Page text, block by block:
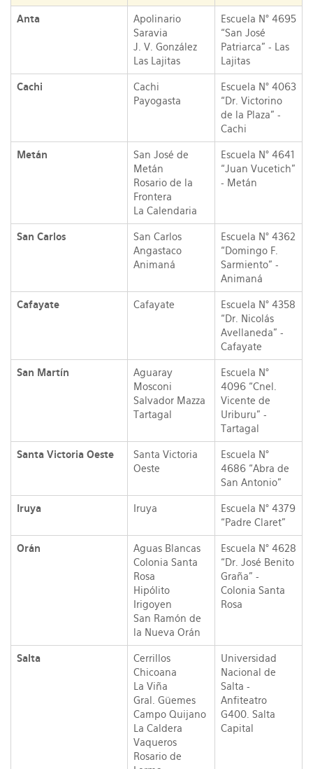
Anta
Apolinario
Saravia
J. V. González
Las Lajitas
Escuela N° 4695
“San José
Patriarca” - Las
Lajitas
Cachi
Cachi
Payogasta
Escuela N° 4063
“Dr. Victorino
de la Plaza” -
Cachi
Metán
San José de
Metán
Rosario de la
Frontera
La Calendaria
Escuela N° 4641
“Juan Vucetich”
- Metán
San Carlos
San Carlos
Angastaco
Animaná
Escuela N° 4362
“Domingo F.
Sarmiento” -
Animaná
Cafayate Cafayate
Escuela N° 4358
“Dr. Nicolás
Avellaneda” -
Cafayate
San Martín
Aguaray
Mosconi
Salvador Mazza
Tartagal
Escuela N°
4096 “Cnel.
Vicente de
Uriburu” -
Tartagal
Santa Victoria Oeste
Santa Victoria
Oeste
Escuela N°
4686 “Abra de
San Antonio”
Iruya Iruya
Escuela N° 4379
“Padre Claret”
Orán
Aguas Blancas
Colonia Santa
Rosa
Hipólito
Irigoyen
San Ramón de
la Nueva Orán
Escuela N° 4628
“Dr. José Benito
Graña” -
Colonia Santa
Rosa
Salta
Cerrillos
Chicoana
La Viña
Gral. Güemes
Campo Quijano
La Caldera
Vaqueros
Rosario de
Universidad
Nacional de
Salta -
Anfiteatro
G400. Salta
Capital